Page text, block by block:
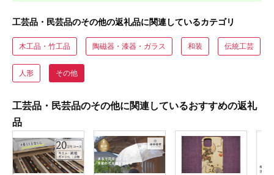
工芸品・民芸品のその他の返礼品に関連しているカテゴリ
木工品・竹工品 陶磁器・漆器・ガラス 和装 伝統工芸
人形 その他
工芸品・民芸品のその他に関連しているおすすめの返礼
品